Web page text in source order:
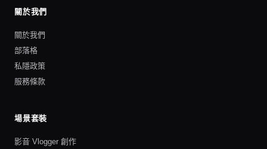
關於我們
關於我們
部落格
私隱政策
服務條款
場景套裝
影音 Vlogger 創作